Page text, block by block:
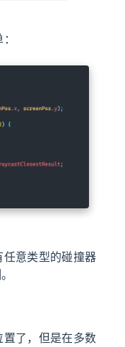
意类型的碰撞器
了，但是在多数